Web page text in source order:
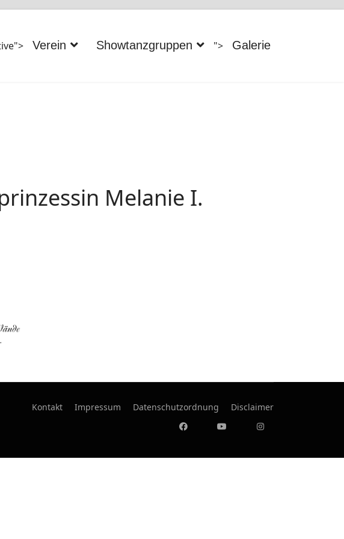
Verein Showtanzgruppen "> Galerie
Melanie I.
Kontakt Impressum Datenschutzordnung Disclaimer